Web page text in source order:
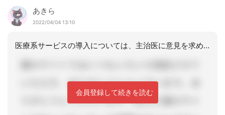
あきら
2022/04/04 13:10
医療系サービスの導入については、主治医に意見を求めるのがよろしいかと。
会員登録して続きを読む